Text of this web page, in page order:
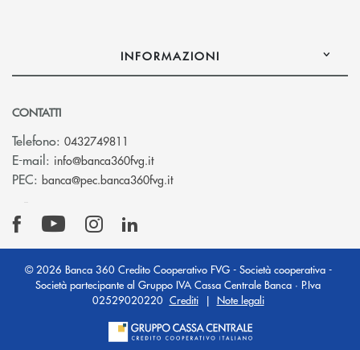
INFORMAZIONI
CONTATTI
Telefono: 0432749811
E-mail: info@banca360fvg.it(si apre l’app di posta elettronica)
PEC: banca@pec.banca360fvg.it(si apre l’app di posta elettronica)
© 2026 Banca 360 Credito Cooperativo FVG - Società cooperativa -
Società partecipante al Gruppo IVA Cassa Centrale Banca · P.Iva
02529020220 Crediti| Note legali